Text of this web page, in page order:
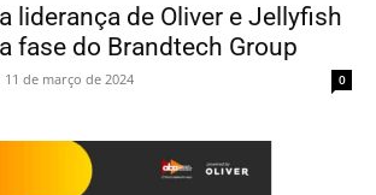
liderança de Oliver e Jellyfish
fase do Brandtech Group
11 de março de 2024 0